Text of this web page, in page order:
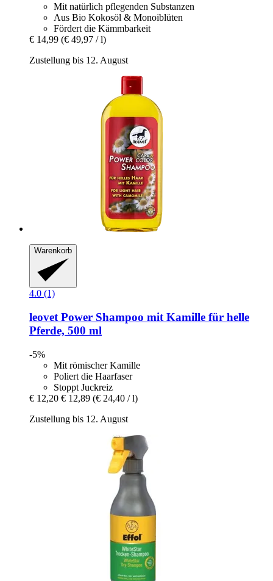
Mit natürlich pflegenden Substanzen
Aus Bio Kokosöl & Monoiblüten
Fördert die Kämmbarkeit
€ 14,99 (€ 49,97 / l)
Zustellung bis 12. August
Warenkorb
4.0 (1)
leovet Power Shampoo mit Kamille für helle
Pferde, 500 ml
-5%
Mit römischer Kamille
Poliert die Haarfaser
Stoppt Juckreiz
€ 12,20 € 12,89 (€ 24,40 / l)
Zustellung bis 12. August